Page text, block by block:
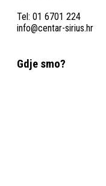
Tel: 01 6701 224
info@centar-sirius.hr
Gdje smo?